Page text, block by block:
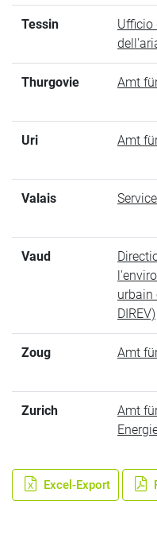
Tessin
Ufficio
Thurgovie
Amt
Uri
Amt
Valais
Vaud
urbain
DIREV)
Zoug
Amt
Zurich
Amt
Excel-Export